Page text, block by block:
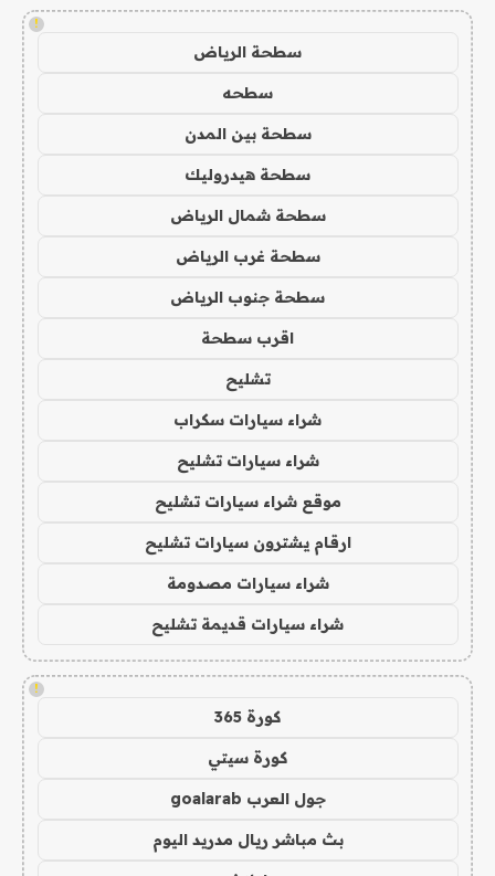
!
سطحة الرياض
سطحه
سطحة بين المدن
سطحة هيدروليك
سطحة شمال الرياض
سطحة غرب الرياض
سطحة جنوب الرياض
اقرب سطحة
تشليح
شراء سيارات سكراب
شراء سيارات تشليح
موقع شراء سيارات تشليح
ارقام يشترون سيارات تشليح
شراء سيارات مصدومة
شراء سيارات قديمة تشليح
!
كورة 365
كورة سيتي
جول العرب goalarab
بث مباشر ريال مدريد اليوم